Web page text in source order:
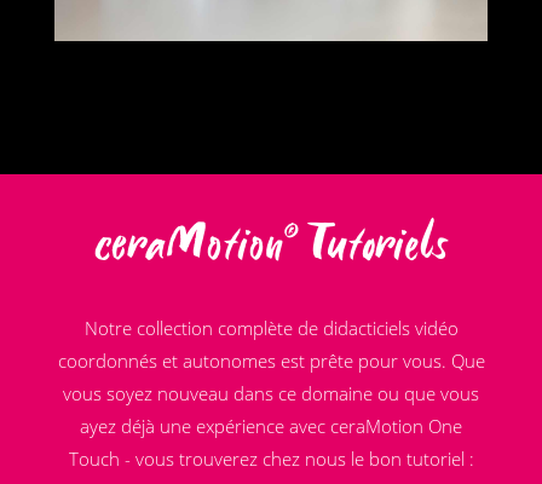
ceraMotion®Tutoriels
Notre collection complète de didacticiels vidéo
coordonnés et autonomes est prête pour vous. Que
vous soyez nouveau dans ce domaine ou que vous
ayez déjà une expérience avec ceraMotion One
Touch - vous trouverez chez nous le bon tutoriel :